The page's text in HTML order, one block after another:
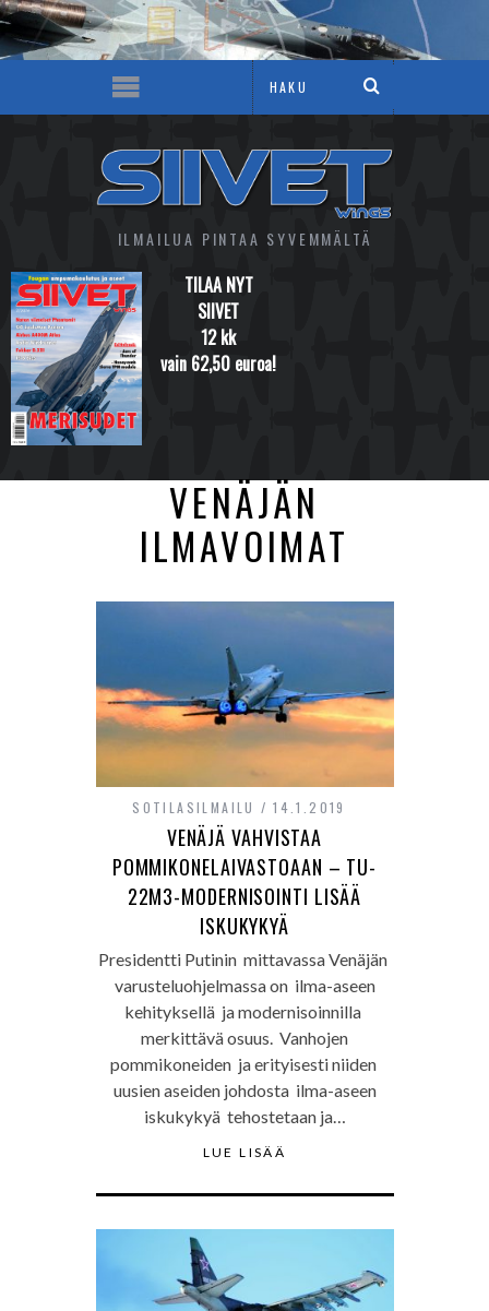
ILMAILUA PINTAA SYVEMMÄLTÄ
TILAA NYT
SIIVET
12 kk
vain 62,50 euroa!
VENÄJÄN
ILMAVOIMAT
SOTILASILMAILU 14.1.2019
VENÄJÄ VAHVISTAA
POMMIKONELAIVASTOAAN – TU-
22M3-MODERNISOINTI LISÄÄ
ISKUKYKYÄ
Presidentti Putinin mittavassa Venäjän
varusteluohjelmassa on ilma-aseen
kehityksellä ja modernisoinnilla
merkittävä osuus. Vanhojen
pommikoneiden ja erityisesti niiden
uusien aseiden johdosta ilma-aseen
iskukykyä tehostetaan ja…
LUE LISÄÄ